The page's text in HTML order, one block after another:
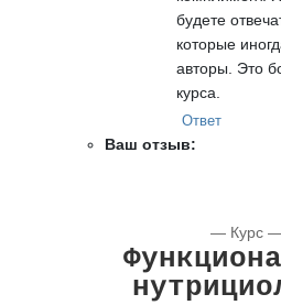
будете
которые
авторы. Это
курса.
Ответ
Ваш отзыв:
— Курс